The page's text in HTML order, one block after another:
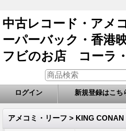
中古レコード・アメ
ーパーバック・香港
フビのお店 コーラ
ログイン 新規登録はこち
アメコミ・リーフ > KING CONAN